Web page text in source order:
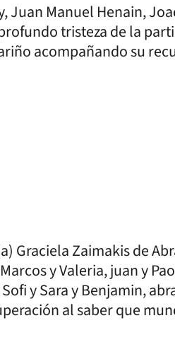
Juan Manuel Henain,
tristeza de la
acompañando su
Graciela Zaimakis de
y Valeria, juan y
y Sara y Benjamin,
al saber que